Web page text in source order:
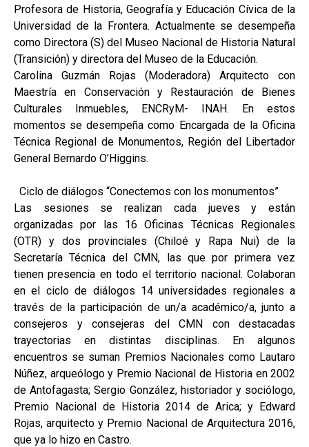
Profesora de Historia, Geografía y Educación Cívica de la
Universidad de la Frontera. Actualmente se desempeña
como Directora (S) del Museo Nacional de Historia Natural
(Transición) y directora del Museo de la Educación.
Carolina Guzmán Rojas (Moderadora) Arquitecto con
Maestría en Conservación y Restauración de Bienes
Culturales Inmuebles, ENCRyM- INAH. En estos
momentos se desempeña como Encargada de la Oficina
Técnica Regional de Monumentos, Región del Libertador
General Bernardo O’Higgins.
Ciclo de diálogos “Conectemos con los monumentos”
Las sesiones se realizan cada jueves y están
organizadas por las 16 Oficinas Técnicas Regionales
(OTR) y dos provinciales (Chiloé y Rapa Nui) de la
Secretaría Técnica del CMN, las que por primera vez
tienen presencia en todo el territorio nacional. Colaboran
en el ciclo de diálogos 14 universidades regionales a
través de la participación de un/a académico/a, junto a
consejeros y consejeras del CMN con destacadas
trayectorias en distintas disciplinas. En algunos
encuentros se suman Premios Nacionales como Lautaro
Núñez, arqueólogo y Premio Nacional de Historia en 2002
de Antofagasta; Sergio González, historiador y sociólogo,
Premio Nacional de Historia 2014 de Arica; y Edward
Rojas, arquitecto y Premio Nacional de Arquitectura 2016,
que ya lo hizo en Castro.